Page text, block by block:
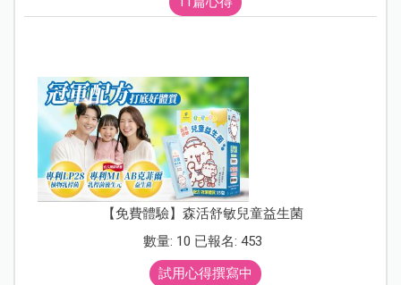
【免費體驗】森活舒敏兒童益生菌
數量: 10 已報名: 453
試用心得撰寫中